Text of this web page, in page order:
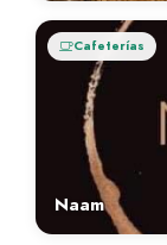
Cafeterías
Naam